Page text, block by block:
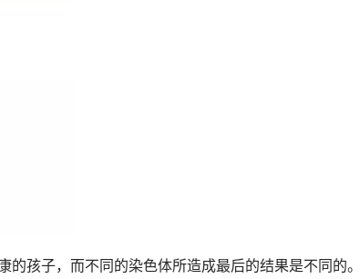
的孩子，而不同的染色体所造成最后的结果是不同的